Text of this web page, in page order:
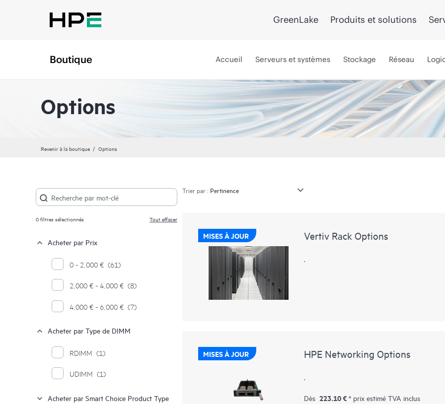
GreenLake Produits et solutions
Boutique Accueil Serveurs et systèmes Stockage Réseau
Options
Revenir à la boutique Options
0filtres sélectionnés Tout effacer
Acheter par Prix
0 - 2,000 € (61)
2,000 € - 4,000 € (8)
4,000 € - 6,000 € (7)
Acheter par Type de DIMM
RDIMM (1)
UDIMM (1)
Acheter par Smart Choice Product Type
Trier par :
MISES À JOUR Vertiv Rack Options
.
MISES À JOUR HPE Networking Options
.
Dès 223.10 € * prix estimé TVA inclus